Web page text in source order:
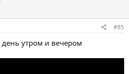
#85
утром и вечером